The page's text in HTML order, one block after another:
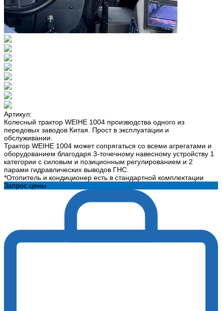
Артикул:
Колесный трактор WEIHE 1004 производства одного из
передовых заводов Китая. Прост в эксплуатации и
обслуживании.
Трактор WEIHE 1004 может сопрягаться со всеми агрегатами и
оборудованием благодаря 3-точечному навесному устройству 1
категории с силовым и позиционным регулированием и 2
парами гидравлических выводов ГНС.
*Отопитель и кондиционер есть в стандартной комплектации
Запрос цены